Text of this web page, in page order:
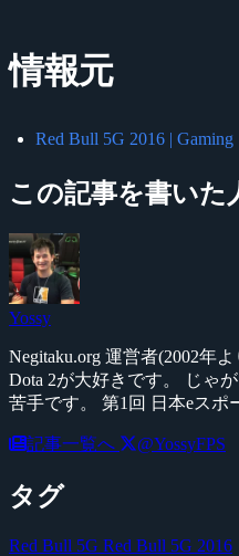
情報元
Red Bull 5G 2016 | Gaming
この記事を書いた
Yossy
Negitaku.org 運営者(2002年
Dota 2が大好きです。 じゃ
苦手です。 第1回 日本eスポ
記事一覧へ @YossyFPS
タグ
Red Bull 5G Red Bull 5G 2016